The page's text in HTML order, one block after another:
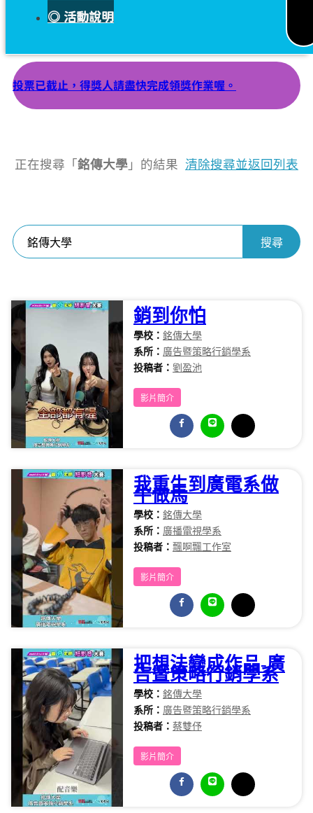
◎ 活動說明
投票已截止，得獎人請盡快完成領獎作業喔。
正在搜尋「 銘傳大學 」的結果 清除搜尋並返回列表
銷到你怕
學校： 銘傳大學
系所： 廣告暨策略行銷學系
投稿者： 劉盈池
影片簡介
我重生到廣電系做
牛做馬
學校： 銘傳大學
系所： 廣播電視學系
投稿者： 飄啊飄工作室
影片簡介
把想法變成作品-廣
告暨策略行銷學系
學校： 銘傳大學
系所： 廣告暨策略行銷學系
投稿者： 蔡雙伃
影片簡介